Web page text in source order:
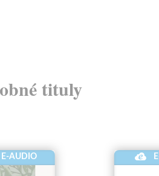
tituly
E-AUDIO